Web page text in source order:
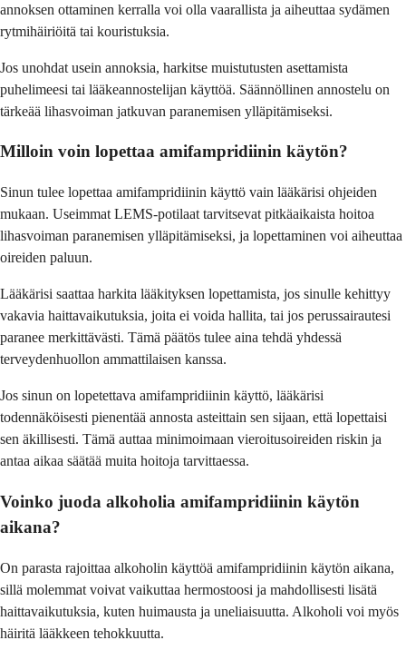
annoksen ottaminen kerralla voi olla vaarallista ja aiheuttaa sydämen
rytmihäiriöitä tai kouristuksia.
Jos unohdat usein annoksia, harkitse muistutusten asettamista
puhelimeesi tai lääkeannostelijan käyttöä. Säännöllinen annostelu on
tärkeää lihasvoiman jatkuvan paranemisen ylläpitämiseksi.
Milloin voin lopettaa amifampridiinin käytön?
Sinun tulee lopettaa amifampridiinin käyttö vain lääkärisi ohjeiden
mukaan. Useimmat LEMS-potilaat tarvitsevat pitkäaikaista hoitoa
lihasvoiman paranemisen ylläpitämiseksi, ja lopettaminen voi aiheuttaa
oireiden paluun.
Lääkärisi saattaa harkita lääkityksen lopettamista, jos sinulle kehittyy
vakavia haittavaikutuksia, joita ei voida hallita, tai jos perussairautesi
paranee merkittävästi. Tämä päätös tulee aina tehdä yhdessä
terveydenhuollon ammattilaisen kanssa.
Jos sinun on lopetettava amifampridiinin käyttö, lääkärisi
todennäköisesti pienentää annosta asteittain sen sijaan, että lopettaisi
sen äkillisesti. Tämä auttaa minimoimaan vieroitusoireiden riskin ja
antaa aikaa säätää muita hoitoja tarvittaessa.
Voinko juoda alkoholia amifampridiinin käytön
aikana?
On parasta rajoittaa alkoholin käyttöä amifampridiinin käytön aikana,
sillä molemmat voivat vaikuttaa hermostoosi ja mahdollisesti lisätä
haittavaikutuksia, kuten huimausta ja uneliaisuutta. Alkoholi voi myös
häiritä lääkkeen tehokkuutta.